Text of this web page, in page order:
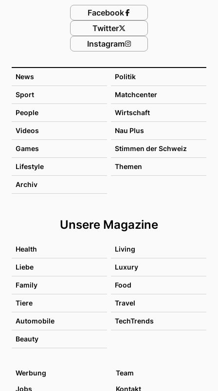
News Politik
Sport Matchcenter
People Wirtschaft
Videos Nau Plus
Games Stimmen der Schweiz
Lifestyle Themen
Archiv
Unsere Magazine
Health Living
Liebe Luxury
Family Food
Tiere Travel
Automobile TechTrends
Beauty
Facebook
Twitter
Instagram
Werbung
Team
Jobs
Kontakt